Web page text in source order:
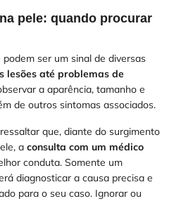
pele: quando procurar
ser um sinal de diversas
lesões até problemas de
a aparência, tamanho e
de outros sintomas associados.
que, diante do surgimento
a consulta com um médico
conduta. Somente um
diagnosticar a causa precisa e
para o seu caso. Ignorar ou